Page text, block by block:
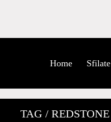
Home Sfilate
TAG / REDSTONE